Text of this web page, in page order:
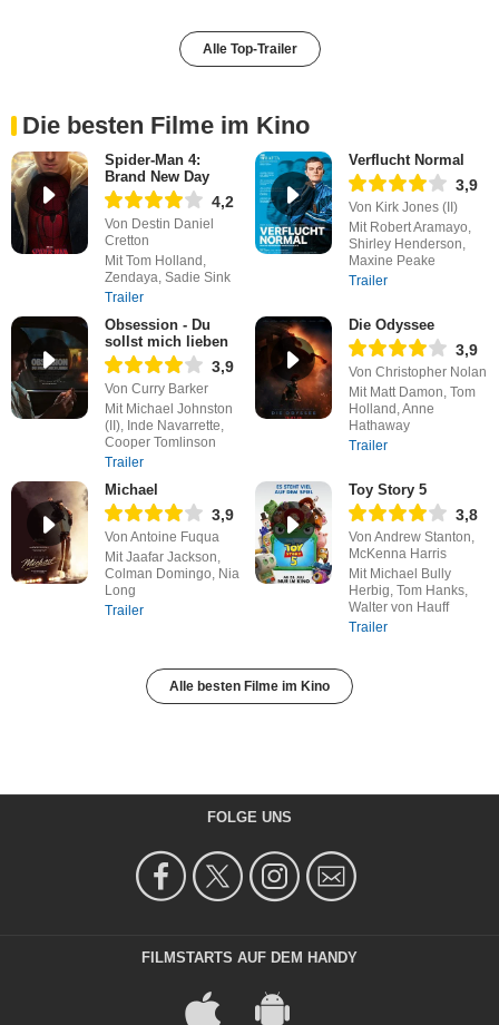
Alle Top-Trailer
Die besten Filme im Kino
Spider-Man 4:
Brand New Day
4,2
Von Destin Daniel
Cretton
Mit Tom Holland,
Zendaya, Sadie Sink
Trailer
Verflucht Normal
3,9
Von Kirk Jones (II)
Mit Robert Aramayo,
Shirley Henderson,
Maxine Peake
Trailer
Obsession - Du
sollst mich lieben
3,9
Von Curry Barker
Mit Michael Johnston
(II), Inde Navarrette,
Cooper Tomlinson
Trailer
Die Odyssee
3,9
Von Christopher Nolan
Mit Matt Damon, Tom
Holland, Anne
Hathaway
Trailer
Michael
3,9
Von Antoine Fuqua
Mit Jaafar Jackson,
Colman Domingo, Nia
Long
Trailer
Toy Story 5
3,8
Von Andrew Stanton,
McKenna Harris
Mit Michael Bully
Herbig, Tom Hanks,
Walter von Hauff
Trailer
Alle besten Filme im Kino
FOLGE UNS
FILMSTARTS AUF DEM HANDY